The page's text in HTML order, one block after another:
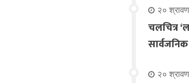
२०
चलचित्र
सार्वजनिक
२०